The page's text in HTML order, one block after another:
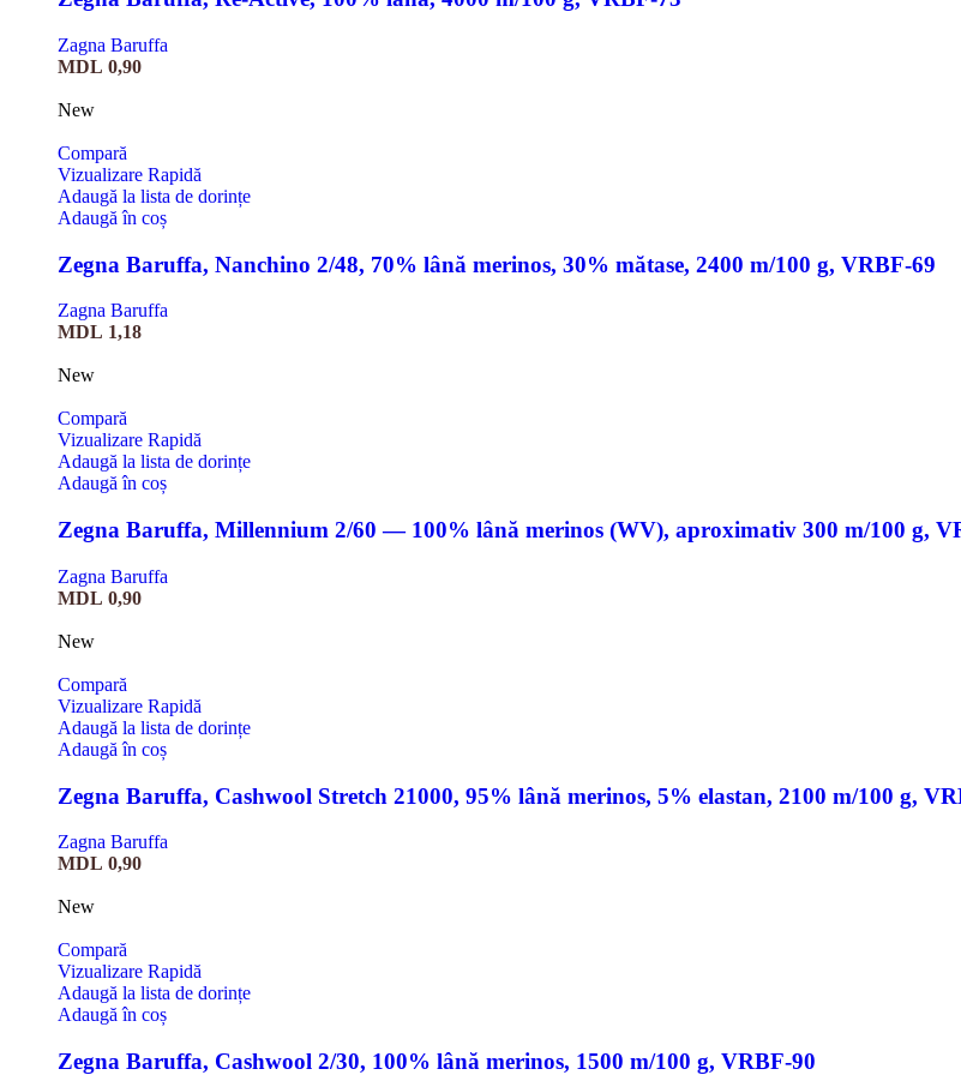
Zagna Baruffa
MDL 0,90
New
Compară
Vizualizare Rapidă
Adaugă la lista de dorințe
Adaugă în coș
Zegna Baruffa, Nanchino 2/48, 70% lână merinos, 30% mătase, 2400 m/100 g, VRBF-69
Zagna Baruffa
MDL 1,18
New
Compară
Vizualizare Rapidă
Adaugă la lista de dorințe
Adaugă în coș
Zegna Baruffa, Millennium 2/60 — 100% lână merinos (WV), aproximativ 300 m/100 g,
Zagna Baruffa
MDL 0,90
New
Compară
Vizualizare Rapidă
Adaugă la lista de dorințe
Adaugă în coș
Zegna Baruffa, Cashwool Stretch 21000, 95% lână merinos, 5% elastan, 2100 m/100 g,
Zagna Baruffa
MDL 0,90
New
Compară
Vizualizare Rapidă
Adaugă la lista de dorințe
Adaugă în coș
Zegna Baruffa, Cashwool 2/30, 100% lână merinos, 1500 m/100 g, VRBF-90